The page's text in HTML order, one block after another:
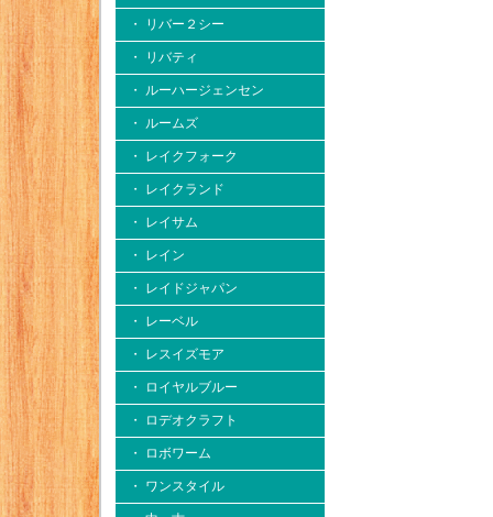
・ リバー２シー
・ リバティ
・ ルーハージェンセン
・ ルームズ
・ レイクフォーク
・ レイクランド
・ レイサム
・ レイン
・ レイドジャパン
・ レーベル
・ レスイズモア
・ ロイヤルブルー
・ ロデオクラフト
・ ロボワーム
・ ワンスタイル